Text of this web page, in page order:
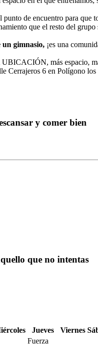
punto de encuentro para
que el resto del
gimnasio, ¡es una
más espacio,
6 en Polígono los
y comer bien
que no intentas
iércoles Jueves Viernes S
Fuerza